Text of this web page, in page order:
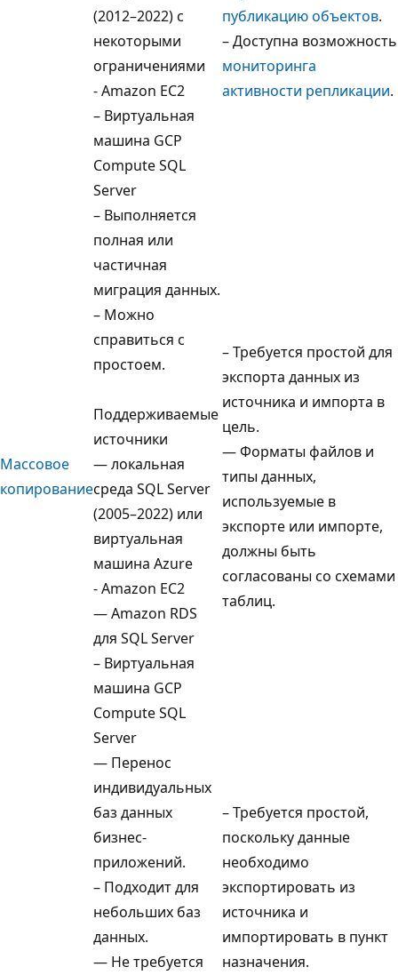
(2012–2022) с
некоторыми
ограничениями
- Amazon EC2
– Виртуальная
машина GCP
Compute SQL
Server
публикацию объектов.
– Доступна возможность
мониторинга
активности репликации.
Массовое
копирование
– Выполняется
полная или
частичная
миграция данных.
– Можно
справиться с
простоем.
Поддерживаемые
источники
— локальная
среда SQL Server
(2005–2022) или
виртуальная
машина Azure
- Amazon EC2
— Amazon RDS
для SQL Server
– Виртуальная
машина GCP
Compute SQL
Server
– Требуется простой для
экспорта данных из
источника и импорта в
цель.
— Форматы файлов и
типы данных,
используемые в
экспорте или импорте,
должны быть
согласованы со схемами
таблиц.
— Перенос
индивидуальных
баз данных
бизнес-
приложений.
– Подходит для
небольших баз
данных.
— Не требуется
– Требуется простой,
поскольку данные
необходимо
экспортировать из
источника и
импортировать в пункт
назначения.